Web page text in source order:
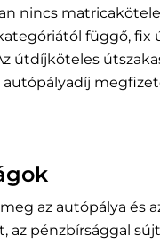
nincs
függő, fix
útdíjköteles
autópályadíj
az autópálya és
az pénzbírsággal